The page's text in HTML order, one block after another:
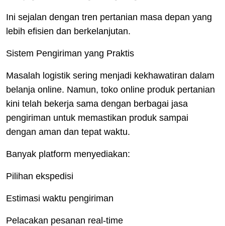
Ini sejalan dengan tren pertanian masa depan yang
lebih efisien dan berkelanjutan.
Sistem Pengiriman yang Praktis
Masalah logistik sering menjadi kekhawatiran dalam
belanja online. Namun, toko online produk pertanian
kini telah bekerja sama dengan berbagai jasa
pengiriman untuk memastikan produk sampai
dengan aman dan tepat waktu.
Banyak platform menyediakan:
Pilihan ekspedisi
Estimasi waktu pengiriman
Pelacakan pesanan real-time